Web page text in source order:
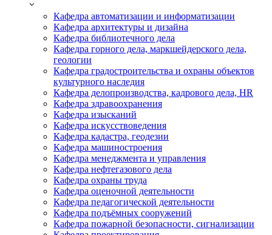
Кафедра автоматизации и информатизации
Кафедра архитектуры и дизайна
Кафедра библиотечного дела
Кафедра горного дела, маркшейдерского дела,
геологии
Кафедра градостроительства и охраны объектов
культурного наследия
Кафедра делопроизводства, кадрового дела, HR
Кафедра здравоохранения
Кафедра изысканий
Кафедра искусствоведения
Кафедра кадастра, геодезии
Кафедра машиностроения
Кафедра менеджмента и управления
Кафедра нефтегазового дела
Кафедра охраны труда
Кафедра оценочной деятельности
Кафедра педагогической деятельности
Кафедра подъёмных сооружений
Кафедра пожарной безопасности, сигнализации